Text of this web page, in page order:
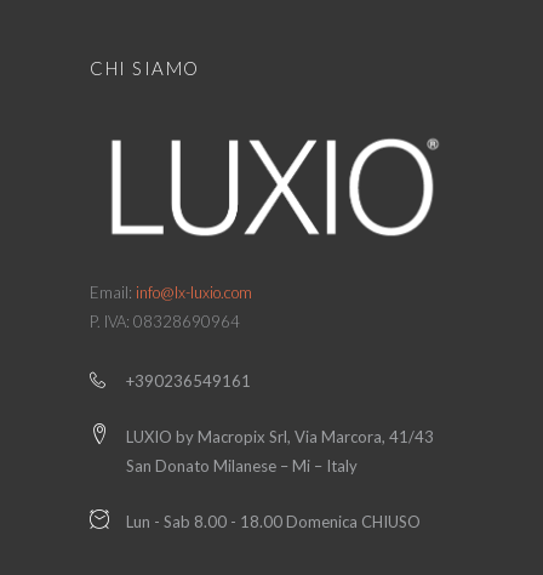
CHI SIAMO
Email: info@lx-luxio.com
P. IVA: 08328690964
+390236549161
LUXIO by Macropix Srl, Via Marcora, 41/43
San Donato Milanese – Mi – Italy
Lun - Sab 8.00 - 18.00 Domenica CHIUSO